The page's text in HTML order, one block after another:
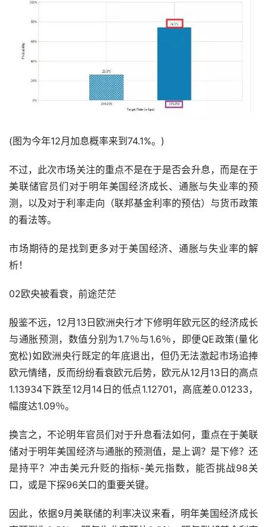
(图为今年12月加息概率来到74.1%。)
不过，此次市场关注的重点不是在于是否会升息，而是在于
美联储官员们对于明年美国经济成长、通胀与失业率的预
测，以及对于利率走向（联邦基金利率的预估）与货币政策
的看法等。
市场期待的是找到更多对于美国经济、通胀与失业率的解
析！
02欧央被看衰，前途茫茫
殷鉴不远，12月13日欧洲央行才下修明年欧元区的经济成长
与通胀预测，数值分别为1.7％与1.6％，即便QE政策(量化
宽松)如欧洲央行既定的年底退出，但仍无法激起市场追捧
欧元情绪，反而纷纷看衰欧元后势，欧元从12月13日的高点
1.13934下跌至12月14日的低点1.12701，高底差0.01233，
幅度达1.09％。
换言之，不论明年官员们对于升息看法如何，重点在于美联
储对于明年美国经济与通胀的预测值，是上调？是下修？还
是持平？冲击美元升贬的指标-美元指数，能否挑战98关
口，或是下探96关口的重要关键。
因此，依据9月美联储的利率决议来看，明年美国经济成长